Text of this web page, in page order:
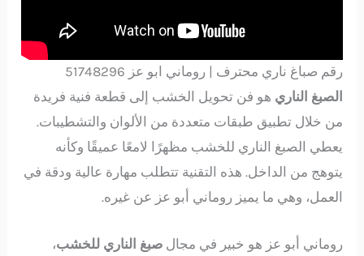
رقم صباغ ناري محترف | روماني ابو عز 51748296
الصبغ الناري هو فن تحويل الخشب إلى قطعة فنية فريدة
من خلال تطبيق طبقات متعددة من الألوان والتشطيبات.
يعطي الصبغ الناري للخشب مظهرًا لامعًا عميقًا وكأنه
يتوهج من الداخل. هذه التقنية تتطلب مهارة عالية ودقة في
العمل، وهي ما يميز روماني أبو عز عن غيره.
روماني أبو عز هو خبير في مجالصبغ الناري للخشب،